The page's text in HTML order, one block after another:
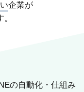
企業が
の自動化・仕組み